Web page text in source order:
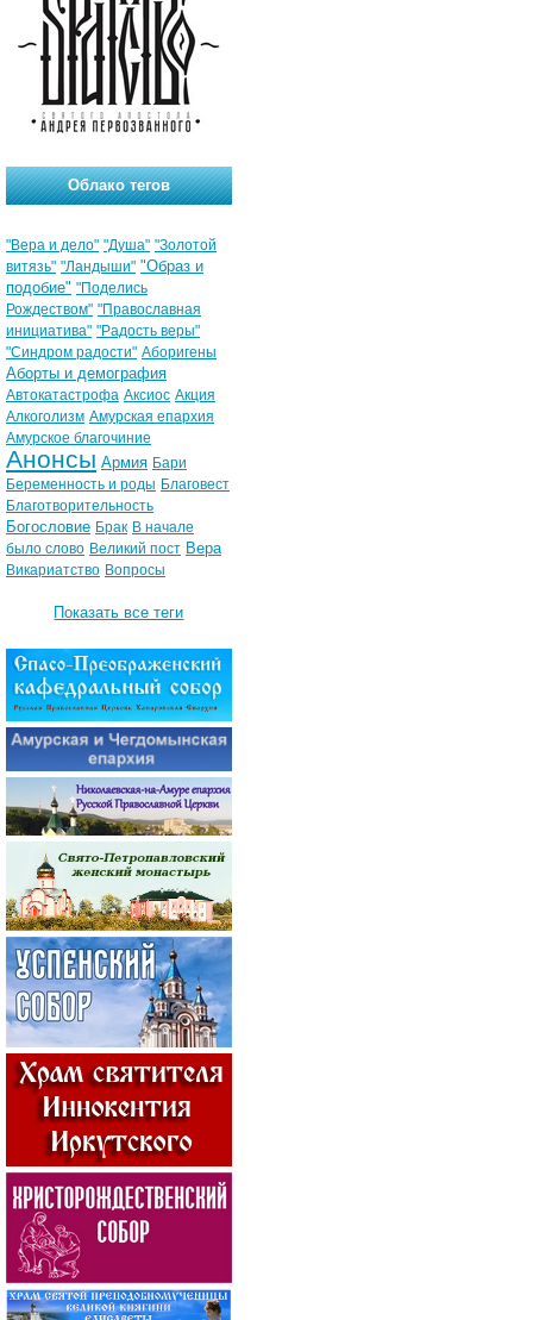
Облако тегов
"Вера и дело" "Душа" "Золотой
витязь" "Ландыши" "Образ и
подобие" "Поделись
Рождеством" "Православная
инициатива" "Радость веры"
"Синдром радости" Аборигены
Аборты и демография
Автокатастрофа Аксиос Акция
Алкоголизм Амурская епархия
Амурское благочиние
Анонсы Армия Бари
Беременность и роды Благовест
Благотворительность
Богословие Брак В начале
было слово Великий пост Вера
Викариатство Вопросы
Показать все теги